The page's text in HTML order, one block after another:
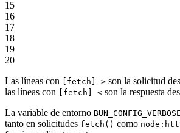
15
16
17
18
19
20
Las líneas con [fetch] > son la solicitud
las líneas con [fetch] < son la respuesta
La variable de entorno
tanto en solicitudes fetch() como